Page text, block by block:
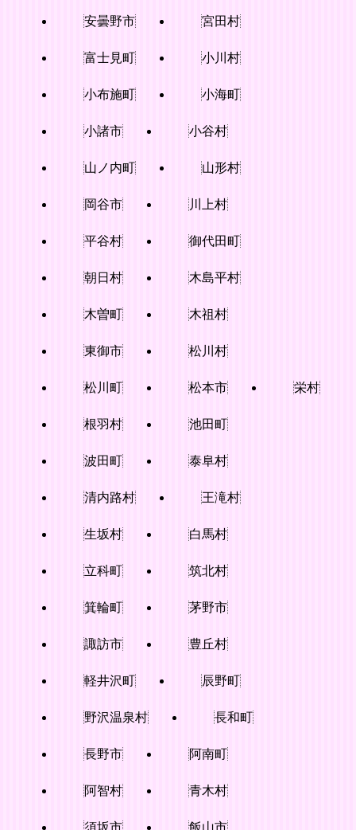
安曇野市 宮田村
富士見町 小川村
小布施町 小海町
小諸市 小谷村
山ノ内町 山形村
岡谷市 川上村
平谷村 御代田町
朝日村 木島平村
木曽町 木祖村
東御市 松川村
松川町 松本市 栄村
根羽村 池田町
波田町 泰阜村
清内路村 王滝村
生坂村 白馬村
立科町 筑北村
箕輪町 茅野市
諏訪市 豊丘村
軽井沢町 辰野町
野沢温泉村 長和町
長野市 阿南町
阿智村 青木村